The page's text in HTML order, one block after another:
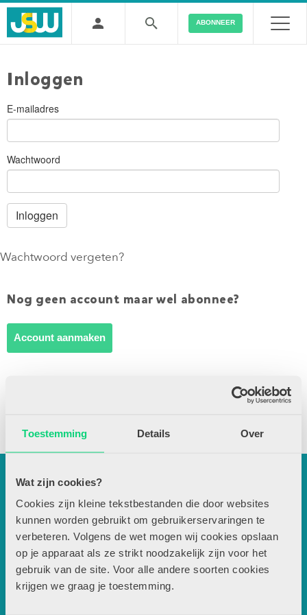
Toestemming Details Over
Wat zijn cookies?
Cookies zijn kleine tekstbestanden die door websites
kunnen worden gebruikt om gebruikerservaringen te
verbeteren. Volgens de wet mogen wij cookies opslaan
op je apparaat als ze strikt noodzakelijk zijn voor het
gebruik van de site. Voor alle andere soorten cookies
krijgen we graag je toestemming.
ABONNEER
Inloggen
E-mailadres
Wachtwoord
Wachtwoord vergeten?
Nog geen account maar wel abonnee?
Account aanmaken
Contactgegevens
Uitgeverij Zwijsen
T.a.v. redactie JSW
Locomotiefboulevard 101
5041 SE Tilburg
013-5838800
contact@jsw.nl